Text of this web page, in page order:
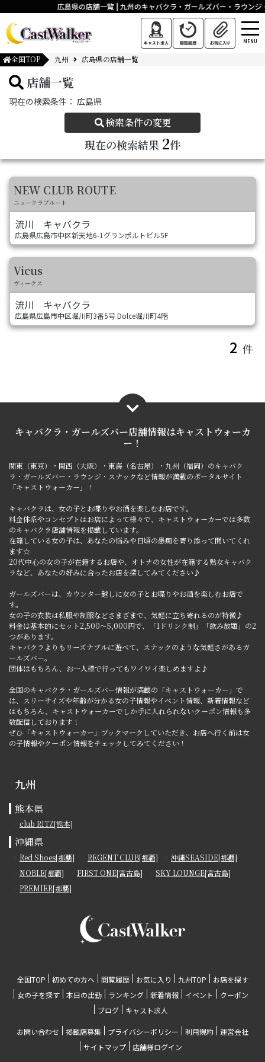
広島県の店舗一覧 | 九州のキャバクラ・ガールズバー・ラウン
MENU
全国TOP 九州 広島県の店舗一覧
店舗一覧
現在の検索条件： 広島県
検索条件の変更
現在の検索結果 2件
NEW CLUB ROUTE
ニュークラブルート
流川 キャバクラ
広島県広島市中区新天地6-1グランポルトビル5F
Vicus
ヴィークス
流川 キャバクラ
広島県広島市中区堀川町3番5号 Dolce堀川町4階
2 件
キャバクラ・ガールズバー店舗情報はキャストウォーカ
ー！
関東（東京）・関西（大阪）・東海（名古屋）・九州（福岡）のキャバク
ラ・ガールズバー・ラウンジ・スナックなど情報が満載のポータルサイト
「キャストウォーカー」！
キャバクラは、女の子とお喋りやお酒を楽しむお店です。
料金体系やコンセプトはお店によって様々で、キャストウォーカーでは多数
のキャバクラ店舗情報を掲載しています。
在籍している女の子は、あなたの悩みや日頃の愚痴を寄り添って聞いてくれ
ます☆
20代中心の女の子が在籍するお店や、オトナの女性が在籍する熟女キャバク
ラなど、あなたの好みに合ったお店を探してみてください♪
ガールズバーは、カウンター越しに女の子とお喋りやお酒を楽しむお店で
す。
女の子の衣装は私服や制服などさまざまで、気軽に立ち寄れるのが特徴♪
料金は基本的にセット2,500～5,000円で、「1ドリンク制」「飲み放題」の2
つがあります。
キャバクラよりもリーズナブルに遊べて、スナックのような気軽さがあるガ
ールズバー。
団体はもちろん、お一人様で行ってもワイワイ楽しめますよ♪
全国のキャバクラ・ガールズバー情報が満載の「キャストウォーカー」で
は、スリーサイズや年齢が分かる女の子情報やイベント情報、新着情報など
はもちろん、キャストウォーカーでしか手に入れられないクーポン情報も多
数配信しております！
ぜひ「キャストウォーカー」ブックマークしていただき、お店へ行く前は女
の子情報やクーポン情報をチェックしてみてください！
九州
熊本県
club RITZ[熊本]
沖縄県
Red Shoes[那覇] REGENT CLUB[那覇]
沖縄SEASIDE[那覇]
NOBLE[那覇]
FIRST ONE[宮古島]
SKY LOUNGE[宮古島]
PREMIER[那覇]
全国TOP 初めての方へ 閲覧履歴 お気に入り 九州TOP
お店を探す
女の子を探す
本日の出勤 ランキング 新着情報 イベント
クーポン
ブログ
キャスト求人
お問い合わせ 掲載店募集 プライバシーポリシー 利用規約
運営会社
サイトマップ
店舗様ログイン